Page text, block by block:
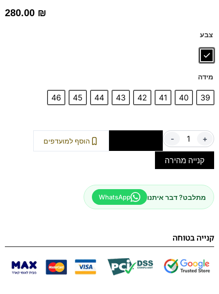
280.00 ₪
צבע
מידה
39
40
41
42
43
44
45
46
- + הוסף למועדפים
קנייה מהירה
מתלבט? דבר איתנו WhatsApp
קנייה בטוחה